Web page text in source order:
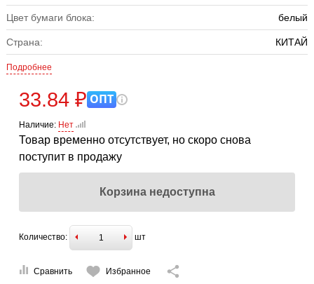
Цвет бумаги блока: белый
Страна: КИТАЙ
Подробнее
33.84 ₽ ОПТ
Наличие: Нет
Товар временно отсутствует, но скоро снова
поступит в продажу
Корзина недоступна
Количество: шт
Сравнить Избранное